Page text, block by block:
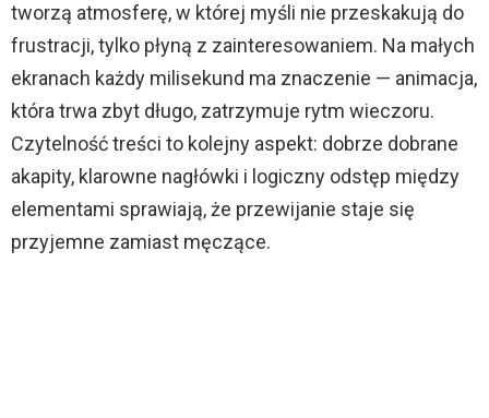
tworzą atmosferę, w której myśli nie przeskakują do
frustracji, tylko płyną z zainteresowaniem. Na małych
ekranach każdy milisekund ma znaczenie — animacja,
która trwa zbyt długo, zatrzymuje rytm wieczoru.
Czytelność treści to kolejny aspekt: dobrze dobrane
akapity, klarowne nagłówki i logiczny odstęp między
elementami sprawiają, że przewijanie staje się
przyjemne zamiast męczące.